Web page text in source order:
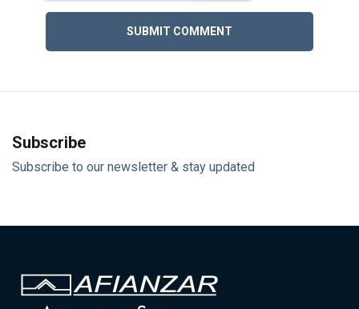
Subscribe
Subscribe to our newsletter & stay updated